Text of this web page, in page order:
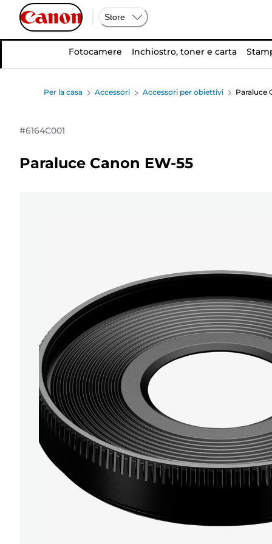
Store
Fotocamere Inchiostro, toner e carta
Per la casa Accessori Accessori per obiettivi Paraluce
#6164C001
Paraluce Canon EW-55